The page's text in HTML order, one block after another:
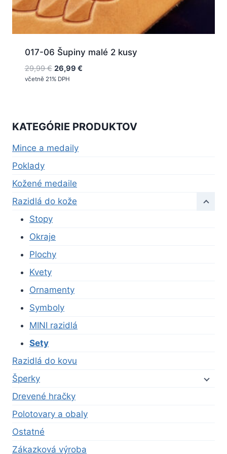
017-06 Šupiny malé 2 kusy
29,99€ Pôvodná
cena
26,99 €Aktuálna
včetně 21% DPH
KATEGÓRIE PRODUKTOV
Mince a medaily
Poklady
Kožené medaile
Razidlá do kože
Stopy
Okraje
Plochy
Kvety
Ornamenty
Symboly
MINI razidlá
Sety
Razidlá do kovu
Šperky
Drevené hračky
Polotovary a obaly
Ostatné
Zákazková výroba